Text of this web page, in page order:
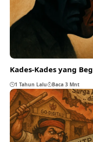
Kades-Kades yang
1 Tahun Lalu Baca 3 Mnt